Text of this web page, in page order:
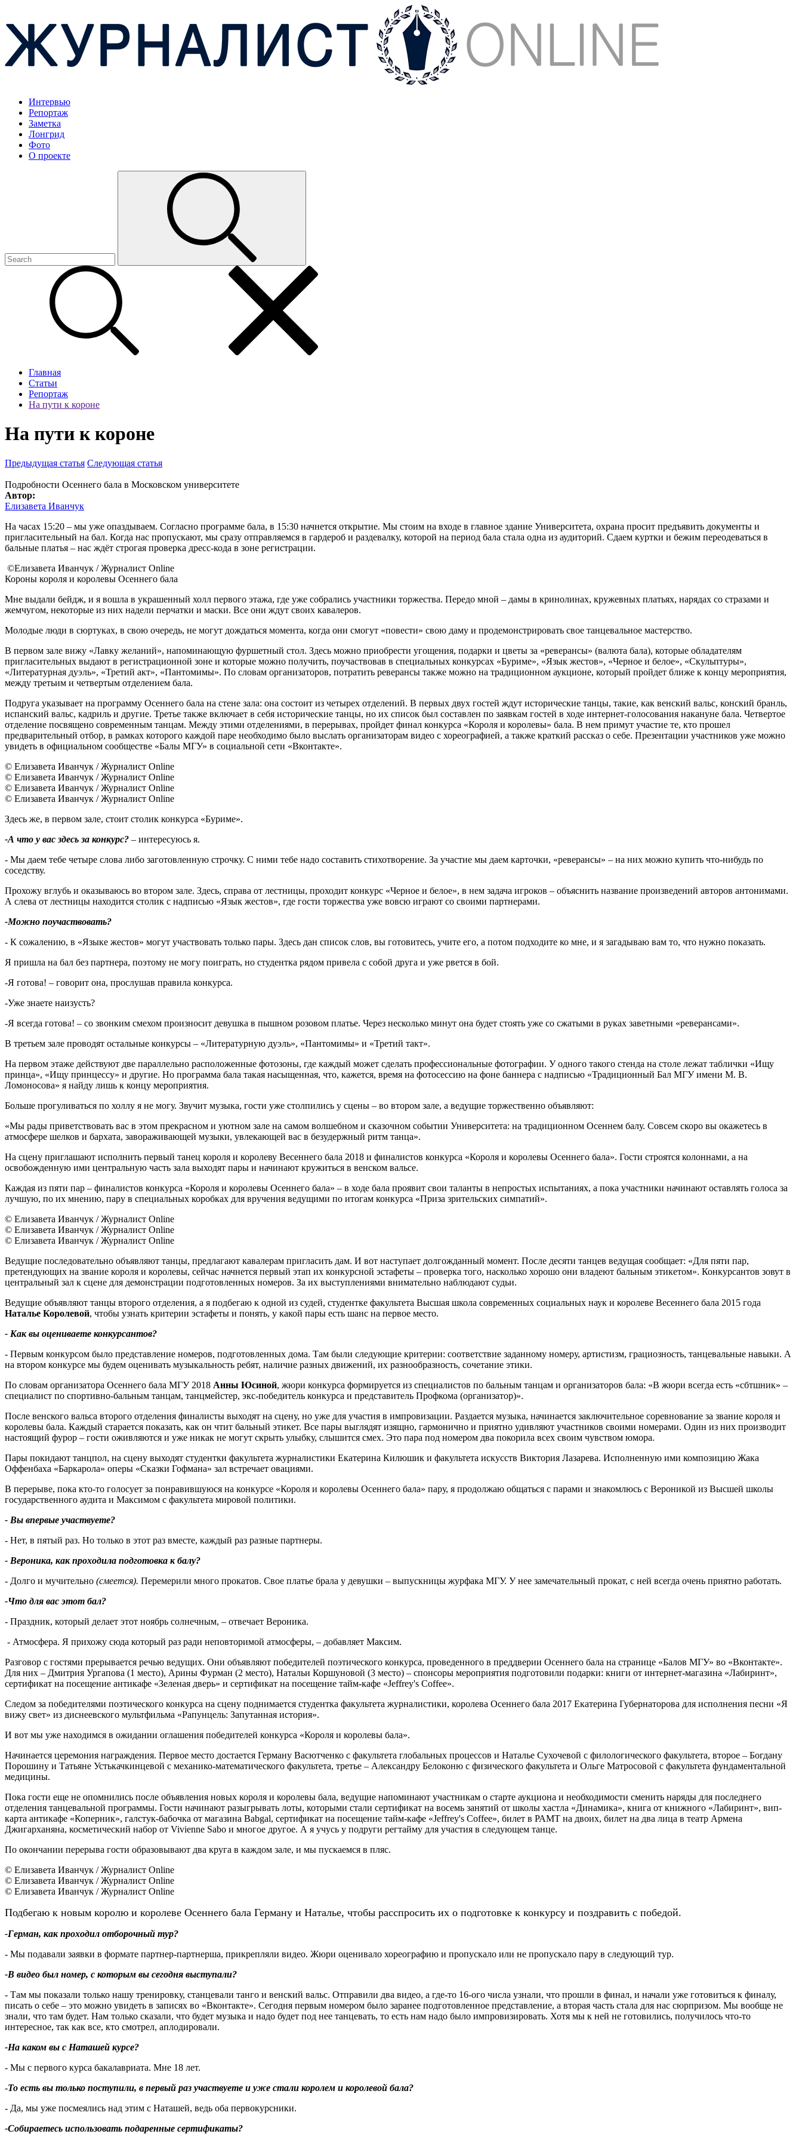
Интервью
Репортаж
Заметка
Лонгрид
Фото
О проекте
Главная
Статьи
Репортаж
На пути к короне
На пути к короне
Предыдущая статья Следующая статья
Подробности Осеннего бала в Московском университете
Автор:
Елизавета Иванчук
На часах 15:20 – мы уже опаздываем. Согласно программе бала, в 15:30 начнется открытие. Мы стоим на входе в главное здание Университета, охрана просит предъявить документы и
пригласительный на бал. Когда нас пропускают, мы сразу отправляемся в гардероб и раздевалку, которой на период бала стала одна из аудиторий. Сдаем куртки и бежим переодеваться в
бальные платья – нас ждёт строгая проверка дресс-кода в зоне регистрации.
©Елизавета Иванчук / Журналист Online
Короны короля и королевы Осеннего бала
Мне выдали бейдж, и я вошла в украшенный холл первого этажа, где уже собрались участники торжества. Передо мной – дамы в кринолинах, кружевных платьях, нарядах со стразами и
жемчугом, некоторые из них надели перчатки и маски. Все они ждут своих кавалеров.
Молодые люди в сюртуках, в свою очередь, не могут дождаться момента, когда они смогут «повести» свою даму и продемонстрировать свое танцевальное мастерство.
В первом зале вижу «Лавку желаний», напоминающую фуршетный стол. Здесь можно приобрести угощения, подарки и цветы за «реверансы» (валюта бала), которые обладателям
пригласительных выдают в регистрационной зоне и которые можно получить, поучаствовав в специальных конкурсах «Буриме», «Язык жестов», «Черное и белое», «Скульптуры»,
«Литературная дуэль», «Третий акт», «Пантомимы». По словам организаторов, потратить реверансы также можно на традиционном аукционе, который пройдет ближе к концу мероприятия,
между третьим и четвертым отделением бала.
Подруга указывает на программу Осеннего бала на стене зала: она состоит из четырех отделений. В первых двух гостей ждут исторические танцы, такие, как венский вальс, конский бранль,
испанский вальс, кадриль и другие. Третье также включает в себя исторические танцы, но их список был составлен по заявкам гостей в ходе интернет-голосования накануне бала. Четвертое
отделение посвящено современным танцам. Между этими отделениями, в перерывах, пройдет финал конкурса «Короля и королевы» бала. В нем примут участие те, кто прошел
предварительный отбор, в рамках которого каждой паре необходимо было выслать организаторам видео с хореографией, а также краткий рассказ о себе. Презентации участников уже можно
увидеть в официальном сообществе «Балы МГУ» в социальной сети «Вконтакте».
© Елизавета Иванчук / Журналист Online
© Елизавета Иванчук / Журналист Online
© Елизавета Иванчук / Журналист Online
© Елизавета Иванчук / Журналист Online
Здесь же, в первом зале, стоит столик конкурса «Буриме».
-А что у вас здесь за конкурс? – интересуюсь я.
- Мы даем тебе четыре слова либо заготовленную строчку. С ними тебе надо составить стихотворение. За участие мы даем карточки, «реверансы» – на них можно купить что-нибудь по
соседству.
Прохожу вглубь и оказываюсь во втором зале. Здесь, справа от лестницы, проходит конкурс «Черное и белое», в нем задача игроков – объяснить название произведений авторов антонимами.
А слева от лестницы находится столик с надписью «Язык жестов», где гости торжества уже вовсю играют со своими партнерами.
-Можно поучаствовать?
- К сожалению, в «Языке жестов» могут участвовать только пары. Здесь дан список слов, вы готовитесь, учите его, а потом подходите ко мне, и я загадываю вам то, что нужно показать.
Я пришла на бал без партнера, поэтому не могу поиграть, но студентка рядом привела с собой друга и уже рвется в бой.
-Я готова! – говорит она, прослушав правила конкурса.
-Уже знаете наизусть?
-Я всегда готова! – со звонким смехом произносит девушка в пышном розовом платье. Через несколько минут она будет стоять уже со сжатыми в руках заветными «реверансами».
В третьем зале проводят остальные конкурсы – «Литературную дуэль», «Пантомимы» и «Третий такт».
На первом этаже действуют две параллельно расположенные фотозоны, где каждый может сделать профессиональные фотографии. У одного такого стенда на столе лежат таблички «Ищу
принца», «Ищу принцессу» и другие. Но программа бала такая насыщенная, что, кажется, время на фотосессию на фоне баннера с надписью «Традиционный Бал МГУ имени М. В.
Ломоносова» я найду лишь к концу мероприятия.
Больше прогуливаться по холлу я не могу. Звучит музыка, гости уже столпились у сцены – во втором зале, а ведущие торжественно объявляют:
«Мы рады приветствовать вас в этом прекрасном и уютном зале на самом волшебном и сказочном событии Университета: на традиционном Осеннем балу. Совсем скоро вы окажетесь в
атмосфере шелков и бархата, завораживающей музыки, увлекающей вас в безудержный ритм танца».
На сцену приглашают исполнить первый танец короля и королеву Весеннего бала 2018 и финалистов конкурса «Короля и королевы Осеннего бала». Гости строятся колоннами, а на
освобожденную ими центральную часть зала выходят пары и начинают кружиться в венском вальсе.
Каждая из пяти пар – финалистов конкурса «Короля и королевы Осеннего бала» – в ходе бала проявит свои таланты в непростых испытаниях, а пока участники начинают оставлять голоса за
лучшую, по их мнению, пару в специальных коробках для вручения ведущими по итогам конкурса «Приза зрительских симпатий».
© Елизавета Иванчук / Журналист Online
© Елизавета Иванчук / Журналист Online
© Елизавета Иванчук / Журналист Online
Ведущие последовательно объявляют танцы, предлагают кавалерам пригласить дам. И вот наступает долгожданный момент. После десяти танцев ведущая сообщает: «Для пяти пар,
претендующих на звание короля и королевы, сейчас начнется первый этап их конкурсной эстафеты – проверка того, насколько хорошо они владеют бальным этикетом». Конкурсантов зовут в
центральный зал к сцене для демонстрации подготовленных номеров. За их выступлениями внимательно наблюдают судьи.
Ведущие объявляют танцы второго отделения, а я подбегаю к одной из судей, студентке факультета Высшая школа современных социальных наук и королеве Весеннего бала 2015 года
Наталье Королевой, чтобы узнать критерии эстафеты и понять, у какой пары есть шанс на первое место.
- Как вы оцениваете конкурсантов?
- Первым конкурсом было представление номеров, подготовленных дома. Там были следующие критерии: соответствие заданному номеру, артистизм, грациозность, танцевальные навыки. А
на втором конкурсе мы будем оценивать музыкальность ребят, наличие разных движений, их разнообразность, сочетание этики.
По словам организатора Осеннего бала МГУ 2018 Анны Юсиной, жюри конкурса формируется из специалистов по бальным танцам и организаторов бала: «В жюри всегда есть «сбтшник» –
специалист по спортивно-бальным танцам, танцмейстер, экс-победитель конкурса и представитель Профкома (организатор)».
После венского вальса второго отделения финалисты выходят на сцену, но уже для участия в импровизации. Раздается музыка, начинается заключительное соревнование за звание короля и
королевы бала. Каждый старается показать, как он чтит бальный этикет. Все пары выглядят изящно, гармонично и приятно удивляют участников своими номерами. Один из них производит
настоящий фурор – гости оживляются и уже никак не могут скрыть улыбку, слышится смех. Это пара под номером два покорила всех своим чувством юмора.
Пары покидают танцпол, на сцену выходят студентки факультета журналистики Екатерина Килюшик и факультета искусств Виктория Лазарева. Исполненную ими композицию Жака
Оффенбаха «Баркарола» оперы «Сказки Гофмана» зал встречает овациями.
В перерыве, пока кто-то голосует за понравившуюся на конкурсе «Короля и королевы Осеннего бала» пару, я продолжаю общаться с парами и знакомлюсь с Вероникой из Высшей школы
государственного аудита и Максимом с факультета мировой политики.
- Вы впервые участвуете?
- Нет, в пятый раз. Но только в этот раз вместе, каждый раз разные партнеры.
- Вероника, как проходила подготовка к балу?
- Долго и мучительно (смеется). Перемерили много прокатов. Свое платье брала у девушки – выпускницы журфака МГУ. У нее замечательный прокат, с ней всегда очень приятно работать.
-Что для вас этот бал?
- Праздник, который делает этот ноябрь солнечным, – отвечает Вероника.
- Атмосфера. Я прихожу сюда который раз ради неповторимой атмосферы, – добавляет Максим.
Разговор с гостями прерывается речью ведущих. Они объявляют победителей поэтического конкурса, проведенного в преддверии Осеннего бала на странице «Балов МГУ» во «Вконтакте».
Для них – Дмитрия Ургапова (1 место), Арины Фурман (2 место), Натальи Коршуновой (3 место) – спонсоры мероприятия подготовили подарки: книги от интернет-магазина «Лабиринт»,
сертификат на посещение антикафе «Зеленая дверь» и сертификат на посещение тайм-кафе «Jeffrey's Coffee».
Следом за победителями поэтического конкурса на сцену поднимается студентка факультета журналистики, королева Осеннего бала 2017 Екатерина Губернаторова для исполнения песни «Я
вижу свет» из диснеевского мультфильма «Рапунцель: Запутанная история».
И вот мы уже находимся в ожидании оглашения победителей конкурса «Короля и королевы бала».
Начинается церемония награждения. Первое место достается Герману Васютченко с факультета глобальных процессов и Наталье Сухочевой с филологического факультета, второе – Богдану
Порошину и Татьяне Устькачкинцевой с механико-математического факультета, третье – Александру Белоконю с физического факультета и Ольге Матросовой с факультета фундаментальной
медицины.
Пока гости еще не опомнились после объявления новых короля и королевы бала, ведущие напоминают участникам о старте аукциона и необходимости сменить наряды для последнего
отделения танцевальной программы. Гости начинают разыгрывать лоты, которыми стали сертификат на восемь занятий от школы хастла «Динамика», книга от книжного «Лабиринт», вип-
карта антикафе «Коперник», галстук-бабочка от магазина Babgal, сертификат на посещение тайм-кафе «Jeffrey's Coffee», билет в РАМТ на двоих, билет на два лица в театр Армена
Джигарханяна, косметический набор от Vivienne Sabo и многое другое. А я учусь у подруги регтайму для участия в следующем танце.
По окончании перерыва гости образовывают два круга в каждом зале, и мы пускаемся в пляс.
© Елизавета Иванчук / Журналист Online
© Елизавета Иванчук / Журналист Online
© Елизавета Иванчук / Журналист Online
Подбегаю к новым королю и королеве Осеннего бала Герману и Наталье, чтобы расспросить их о подготовке к конкурсу и поздравить с победой.
-Герман, как проходил отборочный тур?
- Мы подавали заявки в формате партнер-партнерша, прикрепляли видео. Жюри оценивало хореографию и пропускало или не пропускало пару в следующий тур.
-В видео был номер, с которым вы сегодня выступали?
- Там мы показали только нашу тренировку, станцевали танго и венский вальс. Отправили два видео, а где-то 16-ого числа узнали, что прошли в финал, и начали уже готовиться к финалу,
писать о себе – это можно увидеть в записях во «Вконтакте». Сегодня первым номером было заранее подготовленное представление, а вторая часть стала для нас сюрпризом. Мы вообще не
знали, что там будет. Нам только сказали, что будет музыка и надо будет под нее танцевать, то есть нам надо было импровизировать. Хотя мы к ней не готовились, получилось что-то
интересное, так как все, кто смотрел, аплодировали.
-На каком вы с Наташей курсе?
- Мы с первого курса бакалавриата. Мне 18 лет.
-То есть вы только поступили, в первый раз участвуете и уже стали королем и королевой бала?
- Да, мы уже посмеялись над этим с Наташей, ведь оба первокурсники.
-Собираетесь использовать подаренные сертификаты?